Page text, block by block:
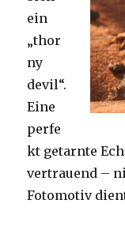
ein
„thor
ny
devil“.
Eine
perfe
kt getarnte
vertrauend –
Fotomotiv